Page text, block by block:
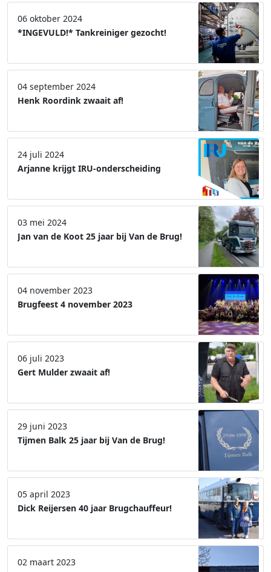
06 oktober 2024
*INGEVULD!* Tankreiniger gezocht!
04 september 2024
Henk Roordink zwaait af!
24 juli 2024
Arjanne krijgt IRU-onderscheiding
03 mei 2024
Jan van de Koot 25 jaar bij Van de Brug!
04 november 2023
Brugfeest 4 november 2023
06 juli 2023
Gert Mulder zwaait af!
29 juni 2023
Tijmen Balk 25 jaar bij Van de Brug!
05 april 2023
Dick Reijersen 40 jaar Brugchauffeur!
02 maart 2023